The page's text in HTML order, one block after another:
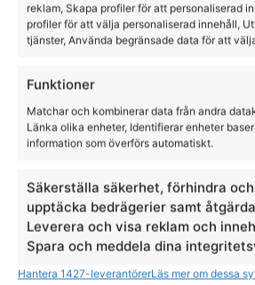
reklam, Skapa profiler för att personaliserad
profiler för att välja personaliserad innehåll,
tjänster, Använda begränsade data för att
Funktioner
Matchar och kombinerar data från andra
Länka olika enheter, Identifierar enheter
information som överförs automatiskt.
Säkerställa säkerhet, förhindra och
upptäcka bedrägerier samt
Leverera och visa reklam och
Spara och meddela dina
Hantera 1427-leverantörerLäs mer om dessa